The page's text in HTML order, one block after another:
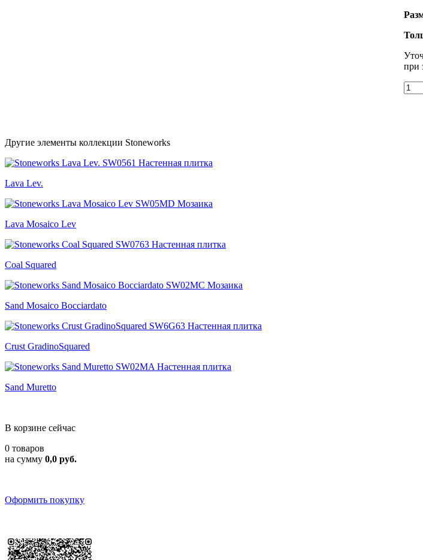
при
Другие элементы коллекции Stoneworks
Lava Lev.
Lava Mosaico Lev
Coal Squared
Sand Mosaico Bocciardato
Crust GradinoSquared
Sand Muretto
В корзине сейчас
0 товаров
на сумму 0,0 руб.
Оформить покупку